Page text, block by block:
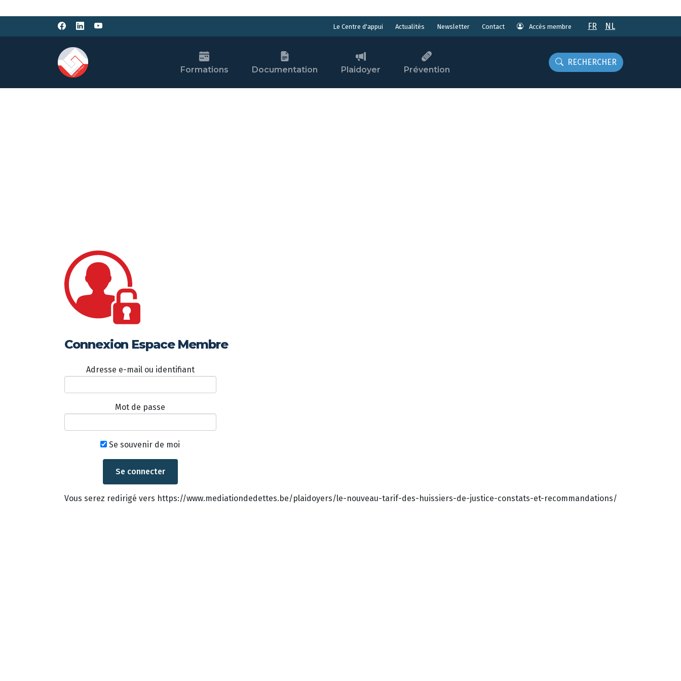
Le Centre d'appui Actualités Newsletter Contact Accès membre FR NL
Formations Documentation Plaidoyer Prévention
RECHERCHER
Connexion Espace Membre
Adresse e-mail ou identifiant
Mot de passe
Se souvenir de moi
Vous serez redirigé vers https://www.mediationdedettes.be/plaidoyers/le-nouveau-tarif-des-huissiers-de-justice-constats-et-recommandations/